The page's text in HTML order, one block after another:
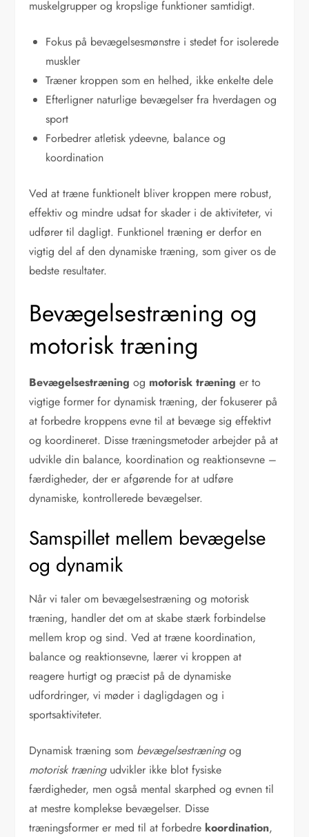
muskelgrupper og kropslige funktioner samtidigt.
Fokus på bevægelsesmønstre i stedet for isolerede
muskler
Træner kroppen som en helhed, ikke enkelte dele
Efterligner naturlige bevægelser fra hverdagen og
sport
Forbedrer atletisk ydeevne, balance og
koordination
Ved at træne funktionelt bliver kroppen mere robust,
effektiv og mindre udsat for skader i de aktiviteter, vi
udfører til dagligt. Funktionel træning er derfor en
vigtig del af den dynamiske træning, som giver os de
bedste resultater.
Bevægelsestræning og
motorisk træning
Bevægelsestræning og motorisk træning er to
vigtige former for dynamisk træning, der fokuserer på
at forbedre kroppens evne til at bevæge sig effektivt
og koordineret. Disse træningsmetoder arbejder på at
udvikle din balance, koordination og reaktionsevne –
færdigheder, der er afgørende for at udføre
dynamiske, kontrollerede bevægelser.
Samspillet mellem bevægelse
og dynamik
Når vi taler om bevægelsestræning og motorisk
træning, handler det om at skabe stærk forbindelse
mellem krop og sind. Ved at træne koordination,
balance og reaktionsevne, lærer vi kroppen at
reagere hurtigt og præcist på de dynamiske
udfordringer, vi møder i dagligdagen og i
sportsaktiviteter.
Dynamisk træning som bevægelsestræningog
motorisk træningudvikler ikke blot fysiske
færdigheder, men også mental skarphed og evnen til
at mestre komplekse bevægelser. Disse
træningsformer er med til at forbedre koordination,